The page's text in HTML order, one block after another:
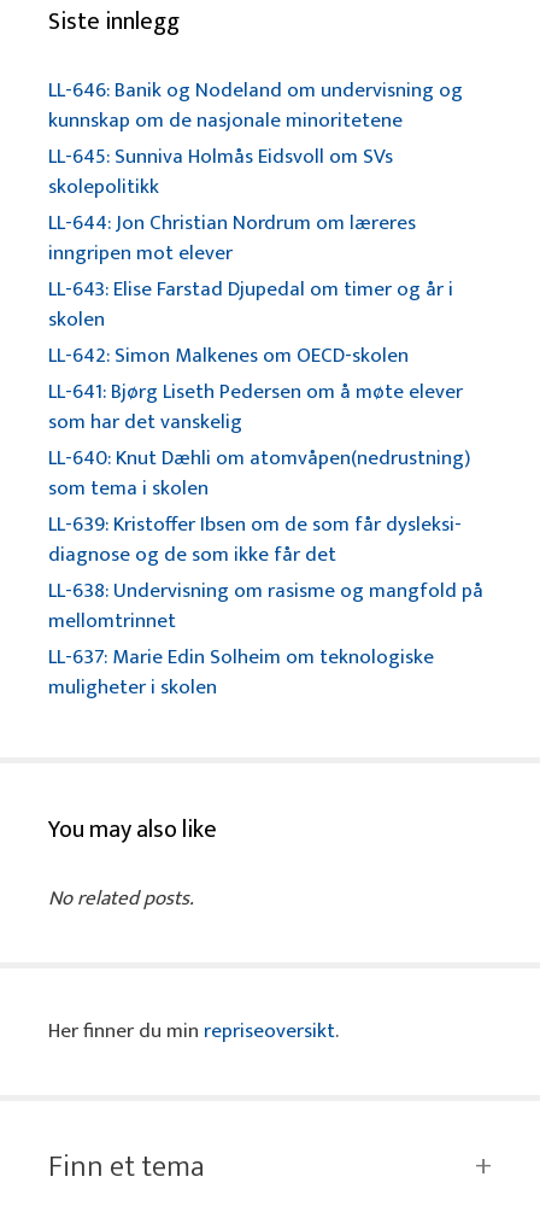
Siste innlegg
LL-646: Banik og Nodeland om undervisning og
kunnskap om de nasjonale minoritetene
LL-645: Sunniva Holmås Eidsvoll om SVs
skolepolitikk
LL-644: Jon Christian Nordrum om læreres
inngripen mot elever
LL-643: Elise Farstad Djupedal om timer og år i
skolen
LL-642: Simon Malkenes om OECD-skolen
LL-641: Bjørg Liseth Pedersen om å møte elever
som har det vanskelig
LL-640: Knut Dæhli om atomvåpen(nedrustning)
som tema i skolen
LL-639: Kristoffer Ibsen om de som får dysleksi-
diagnose og de som ikke får det
LL-638: Undervisning om rasisme og mangfold på
mellomtrinnet
LL-637: Marie Edin Solheim om teknologiske
muligheter i skolen
You may also like
No related posts.
Her finner du min repriseoversikt.
Finn et tema